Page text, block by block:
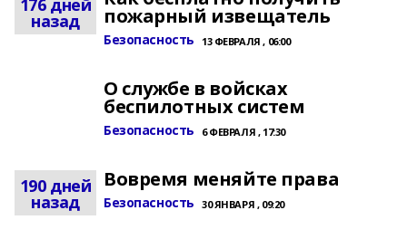
176 дней
назад пожарный извещатель
Безопасность 13 ФЕВРАЛЯ , 06:00
О службе в войсках
беспилотных систем
Безопасность 6 ФЕВРАЛЯ , 17:30
190 дней
назад
Вовремя меняйте права
Безопасность 30 ЯНВАРЯ , 09:20